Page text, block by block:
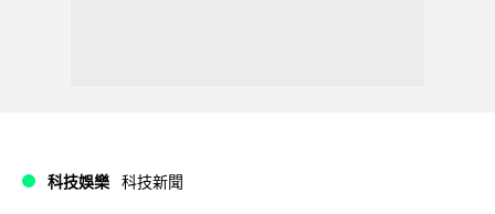
科技娛樂 科技新聞